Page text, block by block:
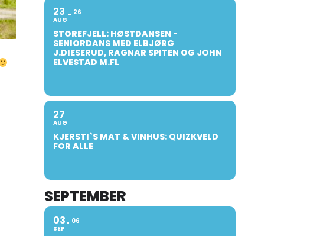
23
AUG
26
STOREFJELL: HØSTDANSEN -
SENIORDANS MED ELBJØRG
J.DIESERUD, RAGNAR SPITEN OG JOHN
ELVESTAD M.FL
27
AUG
KJERSTI`S MAT & VINHUS: QUIZKVELD
FOR ALLE
SEPTEMBER
03
SEP
06